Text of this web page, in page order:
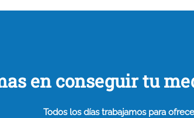
en conseguir tu
Todos los días trabajamos para